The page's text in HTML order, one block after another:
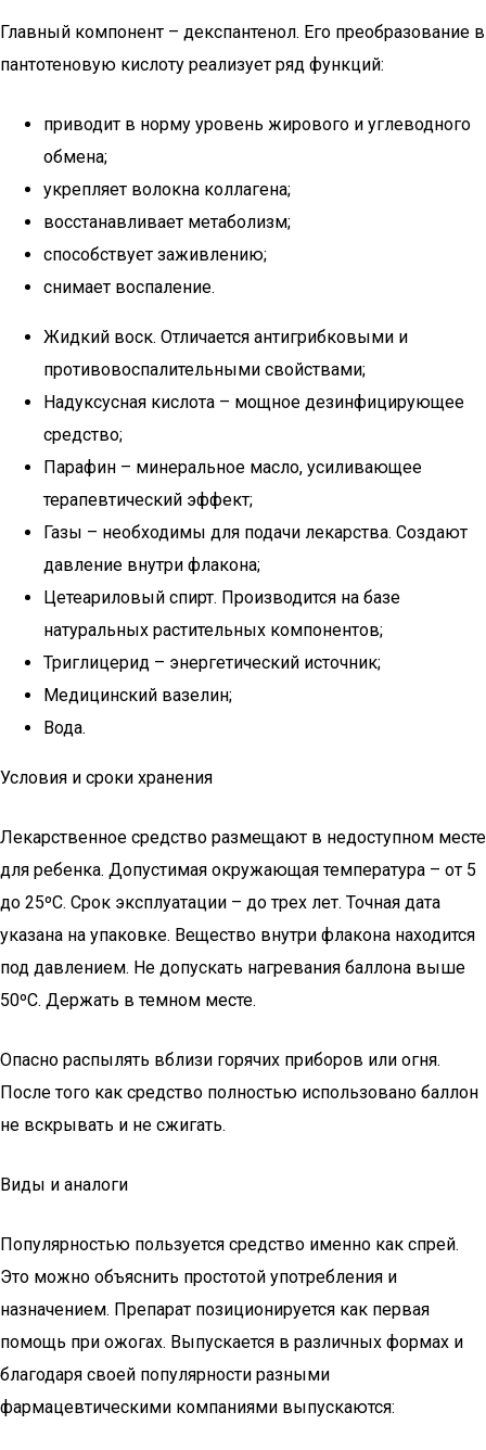
Главный компонент – декспантенол. Его преобразование в
пантотеновую кислоту реализует ряд функций:
приводит в норму уровень жирового и углеводного
обмена;
укрепляет волокна коллагена;
восстанавливает метаболизм;
способствует заживлению;
снимает воспаление.
Жидкий воск. Отличается антигрибковыми и
противовоспалительными свойствами;
Надуксусная кислота – мощное дезинфицирующее
средство;
Парафин – минеральное масло, усиливающее
терапевтический эффект;
Газы – необходимы для подачи лекарства. Создают
давление внутри флакона;
Цетеариловый спирт. Производится на базе
натуральных растительных компонентов;
Триглицерид – энергетический источник;
Медицинский вазелин;
Вода.
Условия и сроки хранения
Лекарственное средство размещают в недоступном месте
для ребенка. Допустимая окружающая температура – от 5
до 25ºС. Срок эксплуатации – до трех лет. Точная дата
указана на упаковке. Вещество внутри флакона находится
под давлением. Не допускать нагревания баллона выше
50ºС. Держать в темном месте.
Опасно распылять вблизи горячих приборов или огня.
После того как средство полностью использовано баллон
не вскрывать и не сжигать.
Виды и аналоги
Популярностью пользуется средство именно как спрей.
Это можно объяснить простотой употребления и
назначением. Препарат позиционируется как первая
помощь при ожогах. Выпускается в различных формах и
благодаря своей популярности разными
фармацевтическими компаниями выпускаются: